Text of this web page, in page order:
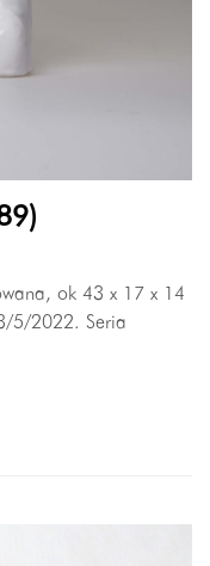
ok 43 x 17 x 14
5/2022. Seria